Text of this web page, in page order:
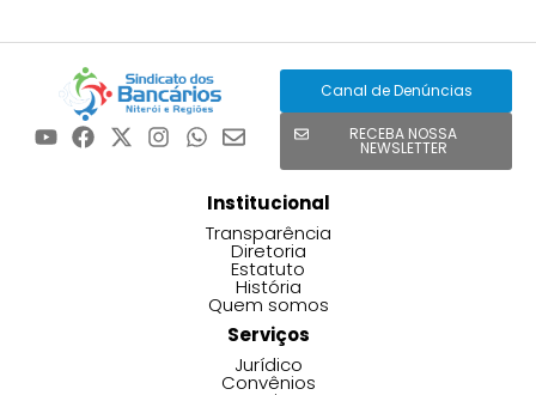
Canal de Denúncias
RECEBA NOSSA
NEWSLETTER
Institucional
Transparência
Diretoria
Estatuto
História
Quem somos
Serviços
Jurídico
Convênios